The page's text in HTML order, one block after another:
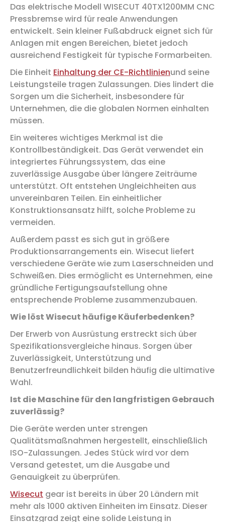
Das elektrische Modell WISECUT 40TX1200MM CNC
Pressbremse wird für reale Anwendungen
entwickelt. Sein kleiner Fußabdruck eignet sich für
Anlagen mit engen Bereichen, bietet jedoch
ausreichend Festigkeit für typische Formarbeiten.
Die Einheit Einhaltung der CE-Richtlinienund seine
Leistungsteile tragen Zulassungen. Dies lindert die
Sorgen um die Sicherheit, insbesondere für
Unternehmen, die die globalen Normen einhalten
müssen.
Ein weiteres wichtiges Merkmal ist die
Kontrollbeständigkeit. Das Gerät verwendet ein
integriertes Führungssystem, das eine
zuverlässige Ausgabe über längere Zeiträume
unterstützt. Oft entstehen Ungleichheiten aus
unvereinbaren Teilen. Ein einheitlicher
Konstruktionsansatz hilft, solche Probleme zu
vermeiden.
Außerdem passt es sich gut in größere
Produktionsarrangements ein. Wisecut liefert
verschiedene Geräte wie zum Laserschneiden und
Schweißen. Dies ermöglicht es Unternehmen, eine
gründliche Fertigungsaufstellung ohne
entsprechende Probleme zusammenzubauen.
Wie löst Wisecut häufige Käuferbedenken?
Der Erwerb von Ausrüstung erstreckt sich über
Spezifikationsvergleiche hinaus. Sorgen über
Zuverlässigkeit, Unterstützung und
Benutzerfreundlichkeit bilden häufig die ultimative
Wahl.
Ist die Maschine für den langfristigen Gebrauch
zuverlässig?
Die Geräte werden unter strengen
Qualitätsmaßnahmen hergestellt, einschließlich
ISO-Zulassungen. Jedes Stück wird vor dem
Versand getestet, um die Ausgabe und
Genauigkeit zu überprüfen.
Wisecut gear ist bereits in über 20 Ländern mit
mehr als 1000 aktiven Einheiten im Einsatz. Dieser
Einsatzgrad zeigt eine solide Leistung in